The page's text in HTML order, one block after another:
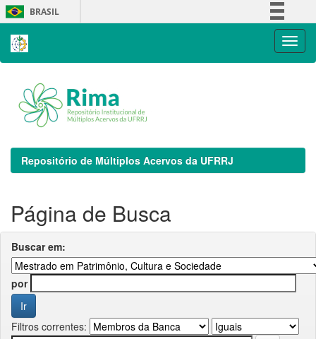
Skip
navigation
BRASIL
Repositório de Múltiplos Acervos da UFRRJ
Página de Busca
Buscar em:
por
Filtros correntes: